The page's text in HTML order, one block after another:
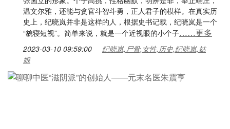
温文尔雅，还能与贪官斗智斗勇，正人君子的模样。在真实历
史上，纪晓岚并非是这样的人，根据史书记载，纪晓岚是一个
“貌寝短视”。简单来说，就是一个近视眼的小个子……更多
2023-03-10 09:59:00
纪晓岚,尸骨,女性,历史,纪晓岚,姑
娘